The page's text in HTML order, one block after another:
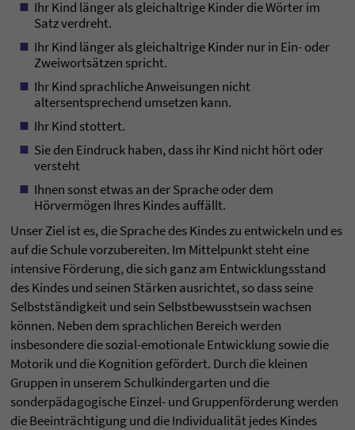
Ihr Kind länger als gleichaltrige Kinder die Wörter im
Satz verdreht.
Ihr Kind länger als gleichaltrige Kinder nur in Ein- oder
Zweiwortsätzen spricht.
Ihr Kind sprachliche Anweisungen nicht
altersentsprechend umsetzen kann.
Ihr Kind stottert.
Sie den Eindruck haben, dass ihr Kind nicht hört oder
versteht
Ihnen sonst etwas an der Sprache oder dem
Hörvermögen Ihres Kindes auffällt.
Unser Ziel ist es, die Sprache des Kindes zu entwickeln und es
auf die Schule vorzubereiten. Im Mittelpunkt steht eine
intensive Förderung, die sich ganz am Entwicklungsstand
des Kindes und seinen Stärken ausrichtet, so dass seine
Selbstständigkeit und sein Selbstbewusstsein wachsen
können. Neben dem sprachlichen Bereich werden
insbesondere die sozial-emotionale Entwicklung sowie die
Motorik und die Kognition gefördert. Durch die kleinen
Gruppen in unserem Schulkindergarten und die
sonderpädagogische Einzel- und Gruppenförderung werden
die Beeinträchtigung und die Individualität jedes Kindes